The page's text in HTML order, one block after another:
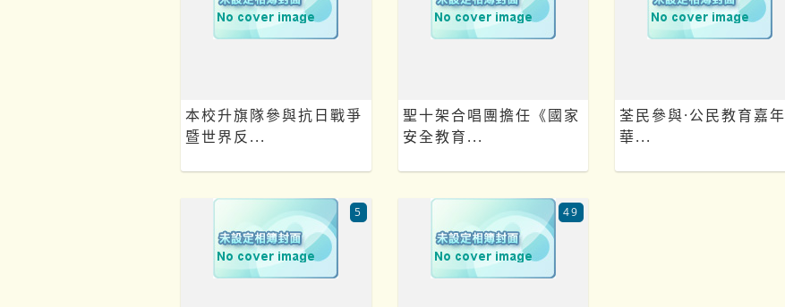
本校升旗隊參與抗日戰爭
暨世界反...
聖十架合唱團擔任《國家
安全教育...
荃民參與·公民教育嘉年
華...
5 49